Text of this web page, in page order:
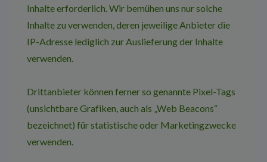
Inhalte erforderlich. Wir bemühen uns nur solche
Inhalte zu verwenden, deren jeweilige Anbieter die
IP-Adresse lediglich zur Auslieferung der Inhalte
verwenden.
Drittanbieter können ferner so genannte Pixel-Tags
(unsichtbare Grafiken, auch als „Web Beacons“
bezeichnet) für statistische oder Marketingzwecke
verwenden.